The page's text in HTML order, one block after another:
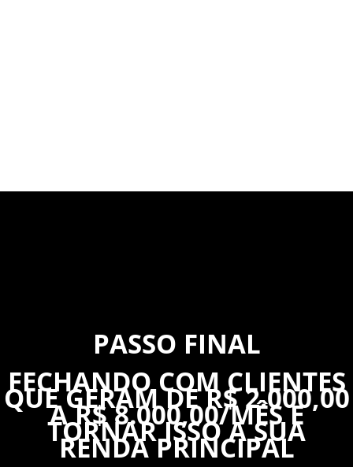
PASSO FINAL
FECHANDO COM CLIENTES
QUE GERAM DE R$ 2.000,00
A R$ 8.000,00/MÊS E
TORNAR ISSO A SUA
RENDA PRINCIPAL